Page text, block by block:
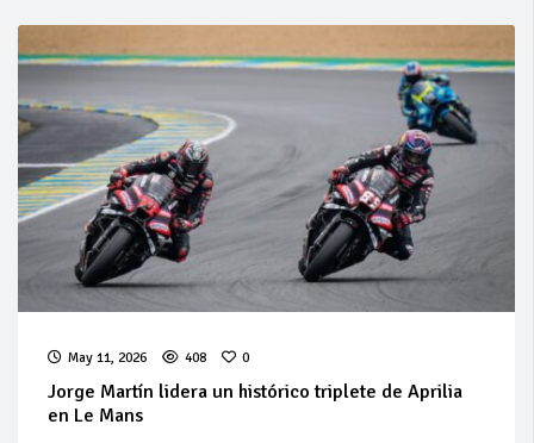
May 11, 2026 408 0
Jorge Martín lidera un histórico triplete de Aprilia
en Le Mans